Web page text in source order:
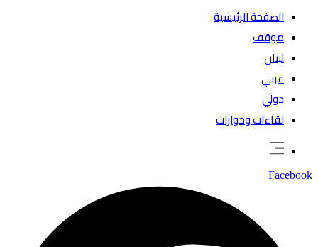
الصفحة الرئيسية
موقف
لبنان
عربي
دولي
لقاءات وحوارات
Facebook